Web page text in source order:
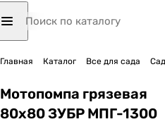
Главная Каталог Все для сада
Мотопомпа грязевая
80х80 ЗУБР МПГ-1300